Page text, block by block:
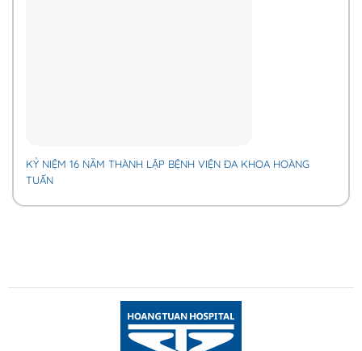
KỶ NIỆM 16 NĂM THÀNH LẬP BỆNH VIỆN ĐA KHOA HOÀNG
TUẤN